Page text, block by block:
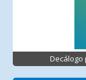
Decálogo